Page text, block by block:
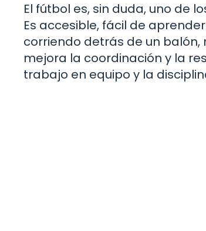
El fútbol es, sin duda, uno de
Es accesible, fácil de
corriendo detrás de un balón,
mejora la coordinación y la
trabajo en equipo y la